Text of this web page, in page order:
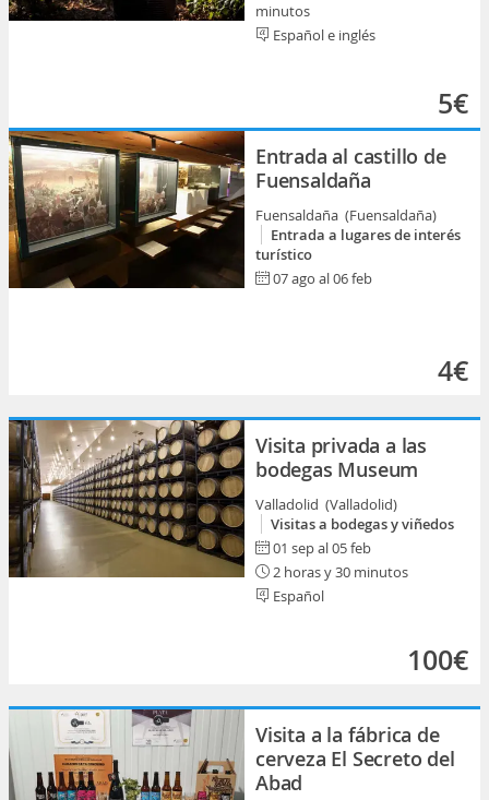
minutos
Español e inglés
5€
Entrada al castillo de
Fuensaldaña
Fuensaldaña (Fuensaldaña)
Entrada a lugares de interés
turístico
07 ago al 06 feb
4€
Visita privada a las
bodegas Museum
Valladolid (Valladolid)
Visitas a bodegas y viñedos
01 sep al 05 feb
2 horas y 30 minutos
Español
100€
Visita a la fábrica de
cerveza El Secreto del
Abad